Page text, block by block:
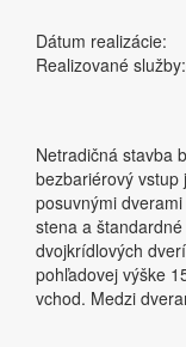
Dátum realizácie:
Realizované služby:
Netradičná stavba
bezbariérový vstup
posuvnými
stena a
dvojkrídlových
pohľadovej výške
vchod. Medzi